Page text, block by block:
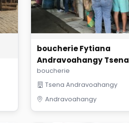
boucherie Fytiana
Andravoahangy Tsena
boucherie
Tsena Andravoahangy
Andravoahangy